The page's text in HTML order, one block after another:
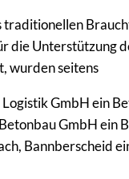
traditionellen
die Unterstützung
wurden seitens
GmbH ein
GmbH ein
Bannberscheid